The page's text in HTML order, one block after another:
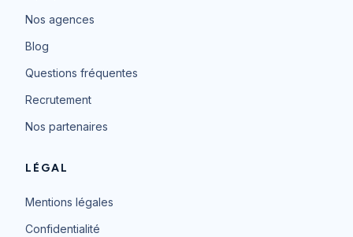
Nos agences
Blog
Questions fréquentes
Recrutement
Nos partenaires
LÉGAL
Mentions légales
Confidentialité